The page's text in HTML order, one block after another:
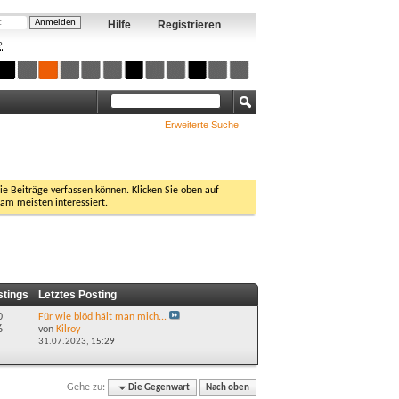
Registrieren
Hilfe
Erweiterte Suche
Beiträge verfassen können. Klicken Sie oben auf
am meisten interessiert.
Letztes Posting
Für wie blöd hält man mich...
von Kilroy
31.07.2023, 15:29
Gehe zu: Die Gegenwart Nach oben